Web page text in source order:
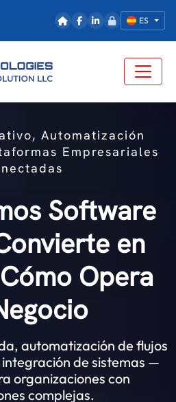
ES
Automatización
Empresariales
Software
en
Opera
automatización de flujos
de sistemas —
organizaciones con
complejas.